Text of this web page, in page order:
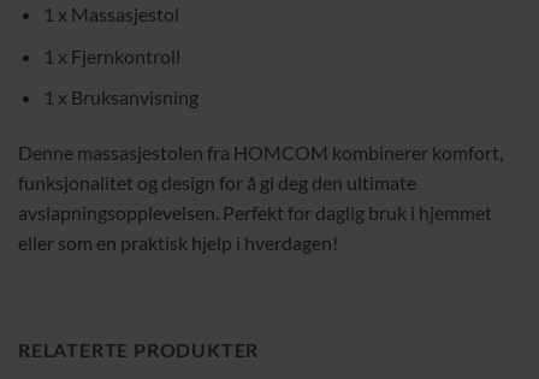
1 x Massasjestol
1 x Fjernkontroll
1 x Bruksanvisning
Denne massasjestolen fra HOMCOM kombinerer komfort,
funksjonalitet og design for å gi deg den ultimate
avslapningsopplevelsen. Perfekt for daglig bruk i hjemmet
eller som en praktisk hjelp i hverdagen!
RELATERTE PRODUKTER